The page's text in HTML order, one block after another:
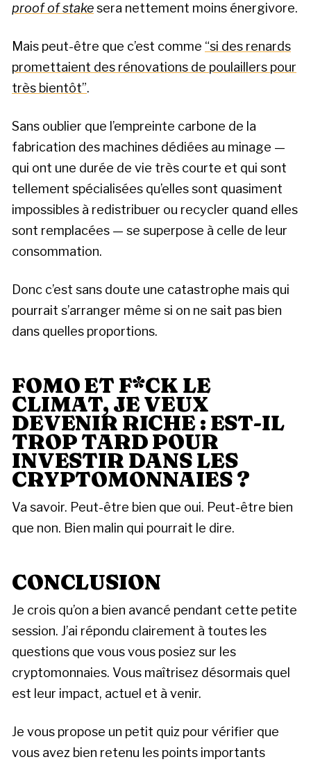
proof of stakesera nettement moins énergivore.
Mais peut-être que c’est comme “si des renards
promettaient des rénovations de poulaillers pour
très bientôt”.
Sans oublier que l’empreinte carbone de la
fabrication des machines dédiées au minage —
qui ont une durée de vie très courte et qui sont
tellement spécialisées qu’elles sont quasiment
impossibles à redistribuer ou recycler quand elles
sont remplacées — se superpose à celle de leur
consommation.
Donc c’est sans doute une catastrophe mais qui
pourrait s’arranger même si on ne sait pas bien
dans quelles proportions.
FOMO ET F*CK LE
CLIMAT, JE VEUX
DEVENIR RICHE : EST-IL
TROP TARD POUR
INVESTIR DANS LES
CRYPTOMONNAIES ?
Va savoir. Peut-être bien que oui. Peut-être bien
que non. Bien malin qui pourrait le dire.
CONCLUSION
Je crois qu’on a bien avancé pendant cette petite
session. J’ai répondu clairement à toutes les
questions que vous vous posiez sur les
cryptomonnaies. Vous maîtrisez désormais quel
est leur impact, actuel et à venir.
Je vous propose un petit quiz pour vérifier que
vous avez bien retenu les points importants